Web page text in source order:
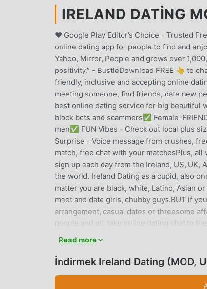
IRELAND DATING
❤️ Google Play Editor’s Choice - Trusted
online dating app for people to find and
Yahoo, Mirror, People and grows over
positivity.” - BustleDownload FREE 👆 to
friendly, inclusive and accepting online
meeting someone, find friends, date new
best online dating service for big beautiful
block bots and scammers✅ Female-
men✅ FUN Vibes - Check out local plus
Surprise - Voice message from crushes,
match, free chat with your matchesPlus,
sign up each day from the Ireland, US, UK,
the world. Ireland Dating as a cupid, also
matter you are black, white, Latino, Asian
meet and date girls, chubby guys.BUT if
arrangement, casual dates or threesome
people and all, take online dating chat to
Scam: We use auto anti-scam system and
dating apps, we always try to ensure a
100% free dating sites, to provide
👏 Social Buzz🌟 “Ireland Dating, is a safe
Read more
İndirmek Ireland Dating (MOD,